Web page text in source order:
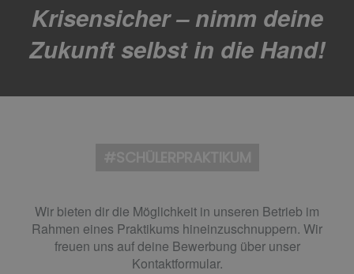
Krisensicher – nimm deine
Zukunft selbst in die Hand!
Wir bieten dir die Möglichkeit in unseren Betrieb im
Rahmen eines Praktikums hineinzuschnuppern. Wir
freuen uns auf deine Bewerbung über unser
Kontaktformular.